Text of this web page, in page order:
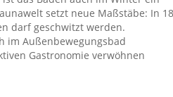
setzt neue Maßstäbe: In 18
darf geschwitzt werden.
im Außenbewegungsbad
Gastronomie verwöhnen